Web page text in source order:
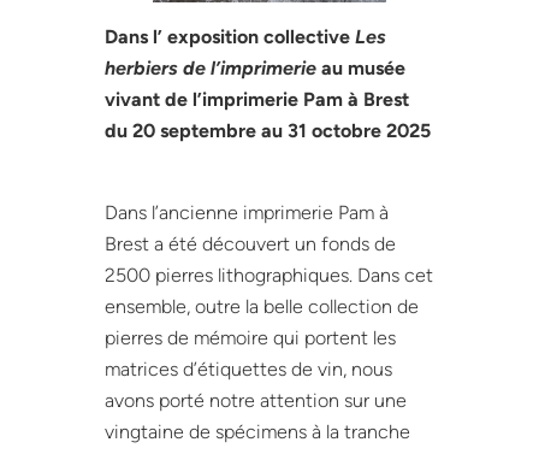
Dans l’ exposition collective Les
herbiers de l’imprimerieau musée
vivant de l’imprimerie Pam à Brest
du 20 septembre au 31 octobre 2025
Dans l’ancienne imprimerie Pam à
Brest a été découvert un fonds de
2500 pierres lithographiques. Dans cet
ensemble, outre la belle collection de
pierres de mémoire qui portent les
matrices d’étiquettes de vin, nous
avons porté notre attention sur une
vingtaine de spécimens à la tranche